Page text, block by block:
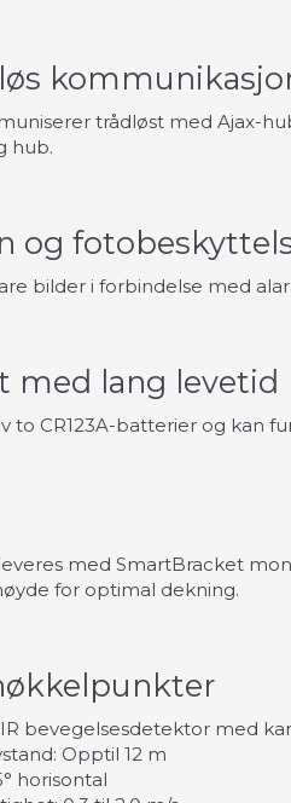
trådløst med Ajax-
hub.
og
bilder i forbindelse med
med lang levetid
to CR123A-batterier og kan
med SmartBracket
for optimal dekning.
bevegelsesdetektor med
Opptil 12 m
horisontal